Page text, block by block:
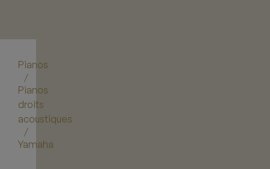
Pianos
/
Pianos
droits
acoustiques
/
Yamaha